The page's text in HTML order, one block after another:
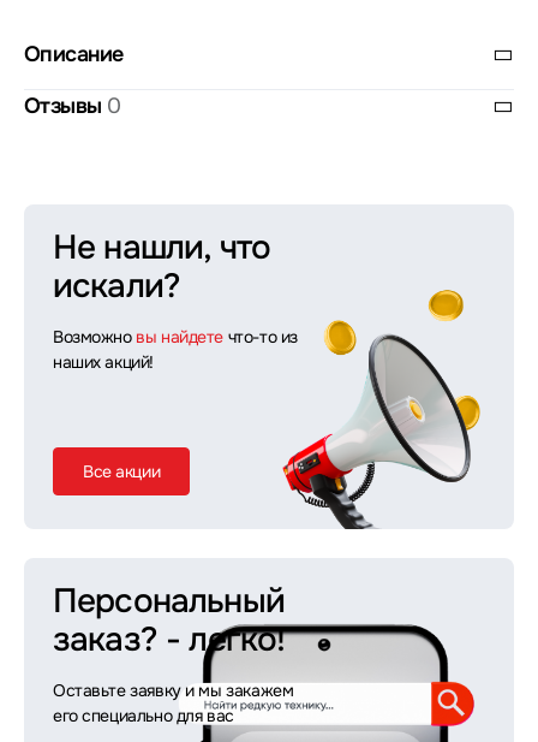
Описание
Отзывы 0
Не нашли, что
искали?
Возможно вы найдете что-то из
наших акций!
Все акции
Персональный
заказ? - легко!
Оставьте заявку и мы закажем
его специально для вас